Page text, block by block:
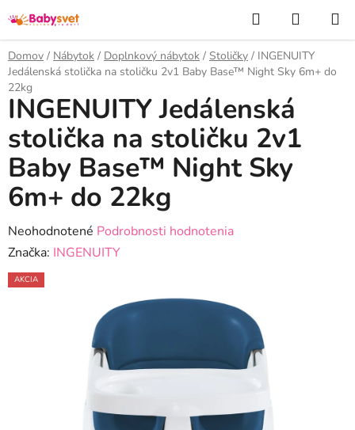
na
obsah
Hľadať
KOŠÍK
Domov / Nábytok / Doplnkový nábytok / Stoličky / INGENUITY
Jedálenská stolička na stoličku 2v1 Baby Base™ Night Sky 6m+ do
22kg
INGENUITY Jedálenská
stolička na stoličku 2v1
Baby Base™ Night Sky
6m+ do 22kg
Priemerné
hodnotenie
produktu
Neohodnotené Podrobnosti hodnotenia
Značka: INGENUITY
AKCIA